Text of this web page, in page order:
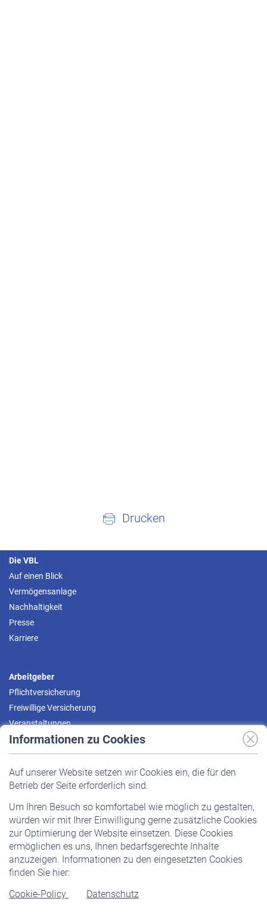
Informationen zu Cookies
Auf unserer Website setzen wir Cookies ein, die für den
Betrieb der Seite erforderlich sind.
Um Ihren Besuch so komfortabel wie möglich zu gestalten,
würden wir mit Ihrer Einwilligung gerne zusätzliche Cookies
zur Optimierung der Website einsetzen. Diese Cookies
ermöglichen es uns, Ihnen bedarfsgerechte Inhalte
anzuzeigen. Informationen zu den eingesetzten Cookies
finden Sie hier:
Cookie-Policy
Datenschutz
Drucken
Die VBL
Auf einen Blick
Vermögensanlage
Nachhaltigkeit
Presse
Karriere
Arbeitgeber
Pflichtversicherung
Freiwillige Versicherung
Veranstaltungen
Pflichtversicherung
Staatliche Förderung
Veranstaltungen
Rentner
Rentenbeginn
Rente beantragen